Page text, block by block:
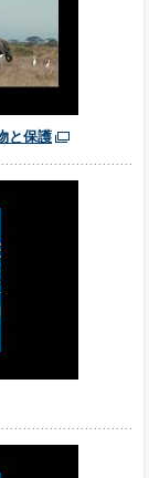
と保護